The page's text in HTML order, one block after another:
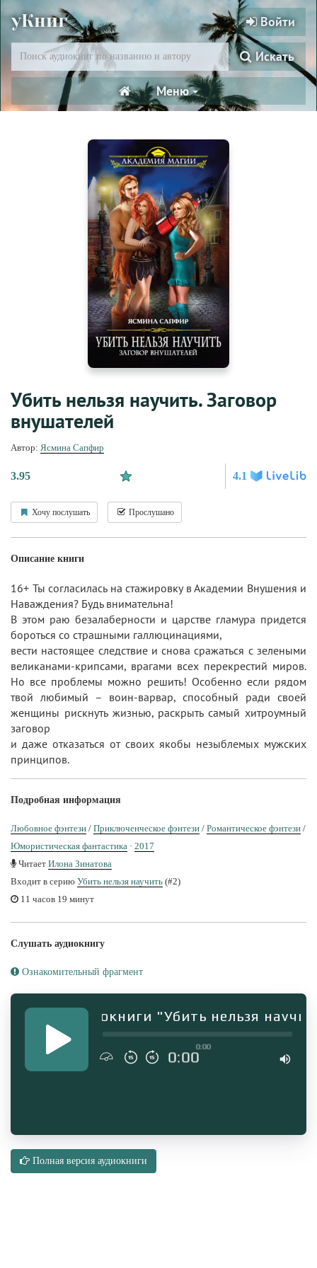
уКниг Войти
Искать
Меню
Убить нельзя научить. Заговор
внушателей
Автор: Ясмина Сапфир
3.95 4.1
Хочу послушать Прослушано
Описание книги
16+ Ты согласилась на стажировку в Академии Внушения и
Наваждения? Будь внимательна!
В этом раю безалаберности и царстве гламура придется
бороться со страшными галлюцинациями,
вести настоящее следствие и снова сражаться с зелеными
великанами-крипсами, врагами всех перекрестий миров.
Но все проблемы можно решить! Особенно если рядом
твой любимый – воин-варвар, способный ради своей
женщины рискнуть жизнью, раскрыть самый хитроумный
заговор
и даже отказаться от своих якобы незыблемых мужских
принципов.
Подробная информация
Любовное фэнтези / Приключенческое фэнтези / Романтическое фэнтези /
Юмористическая фантастика · 2017
Читает Илона Зинатова
Входит в серию Убить нельзя научить (#2)
11 часов 19 минут
Слушать аудиокнигу
Ознакомительный фрагмент
аудиокниги "Убить нельзя
0:00
0:00
Полная версия аудиокниги